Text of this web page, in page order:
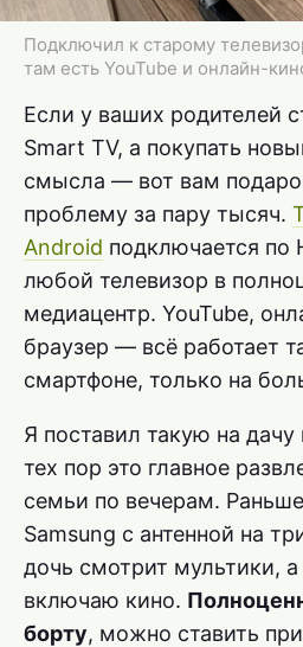
Подключил к старому
там есть YouTube и онлайн-
Если у ваших родителей
Smart TV, а покупать
смысла — вот вам
проблему за пару тысяч.
Android подключается по
любой телевизор в
медиацентр. YouTube,
браузер — всё работает
смартфоне, только на
Я поставил такую на дачу
тех пор это главное
семьи по вечерам.
Samsung с антенной на
дочь смотрит мультики,
включаю кино.
борту, можно ставить